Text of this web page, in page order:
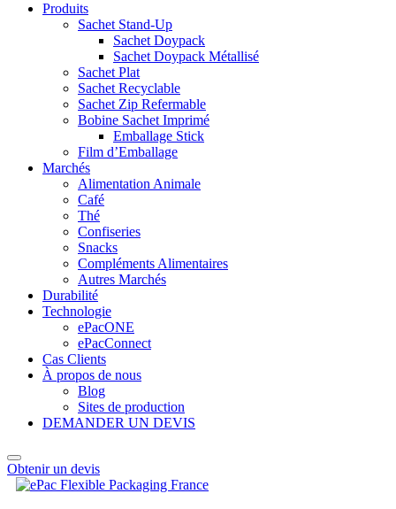
Produits
Sachet Stand-Up
Sachet Doypack
Sachet Doypack Métallisé
Sachet Plat
Sachet Recyclable
Sachet Zip Refermable
Bobine Sachet Imprimé
Emballage Stick
Film d’Emballage
Marchés
Alimentation Animale
Café
Thé
Confiseries
Snacks
Compléments Alimentaires
Autres Marchés
Durabilité
Technologie
ePacONE
ePacConnect
Cas Clients
À propos de nous
Blog
Sites de production
DEMANDER UN DEVIS
Obtenir un devis